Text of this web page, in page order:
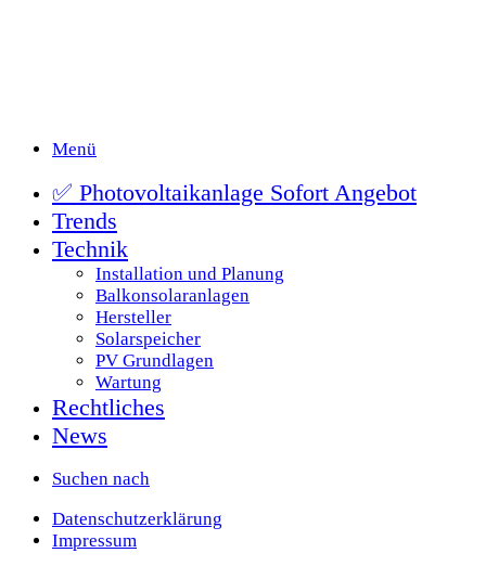
Menü
✅ Photovoltaikanlage Sofort Angebot
Trends
Technik
Installation und Planung
Balkonsolaranlagen
Hersteller
Solarspeicher
PV Grundlagen
Wartung
Rechtliches
News
Suchen nach
Datenschutzerklärung
Impressum